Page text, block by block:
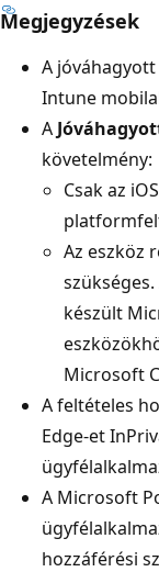
Megjegyzések
A
Intune
A
követelmény:
Csak az
Az eszköz
készült
Microsoft
A feltételes
Edge-et
A Microsoft
hozzáférési